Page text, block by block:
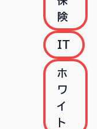
険
IT
ホ
ワ
イ
ト